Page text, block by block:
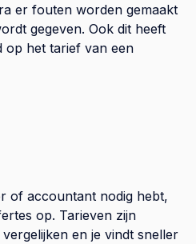
er fouten worden gemaakt
gegeven. Ook dit heeft
op het tarief van een
of accountant nodig hebt,
op. Tarieven zijn
en je vindt sneller